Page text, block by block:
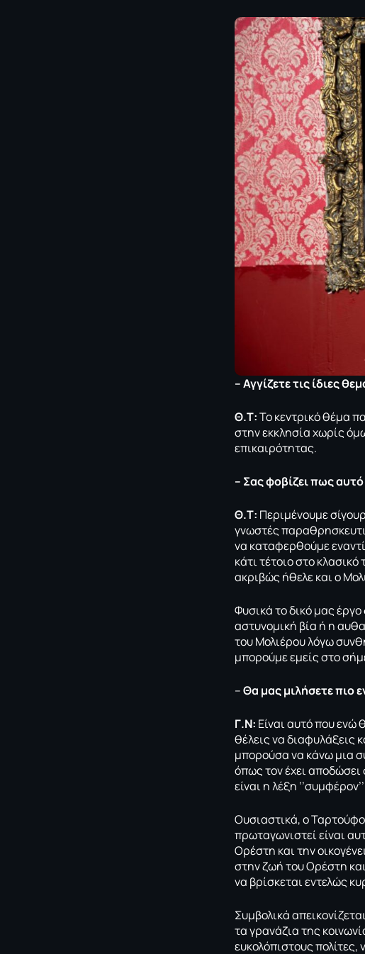
– Αγγίζετε τις ίδιες
Θ.Τ:Το κεντρικό θέμα
στην εκκλησία χωρίς
επικαιρότητας.
– Σας φοβίζει πως
Θ.Τ: Περιμένουμε
γνωστές
να καταφερθούμε
κάτι τέτοιο στο
ακριβώς ήθελε και ο
Φυσικά το δικό μας
αστυνομική βία ή η
του Μολιέρου λόγω
μπορούμε εμείς στο
–Θα μας μιλήσετε πιο
Γ.Ν: Είναι αυτό που ενώ
θέλεις να διαφυλάξεις
μπορούσα να κάνω μια
όπως τον έχει
είναι η λέξη
Ουσιαστικά, ο
πρωταγωνιστεί είναι
Ορέστη και την
στην ζωή του Ορέστη
να βρίσκεται εντελώς
Συμβολικά
τα γρανάζια της
ευκολόπιστους